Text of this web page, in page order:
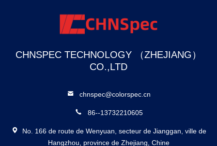
CHNSPEC TECHNOLOGY （ZHEJIANG）
CO.,LTD
chnspec@colorspec.cn
86--13732210605
No. 166 de route de Wenyuan, secteur de Jianggan, ville de
Hangzhou, province de Zhejiang, Chine